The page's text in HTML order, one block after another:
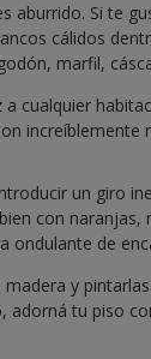
aburrido. Si te
cálidos
marfil,
cualquier
increíblemente
un giro
con
ondulante de
y
adorná tu piso